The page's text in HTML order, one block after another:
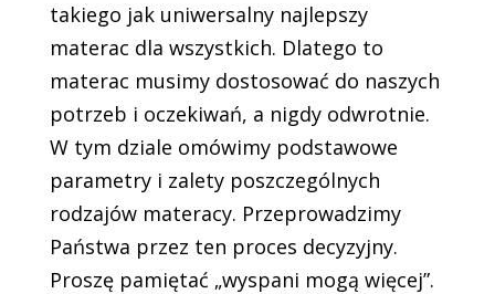
takiego jak uniwersalny najlepszy
materac dla wszystkich. Dlatego to
materac musimy dostosować do naszych
potrzeb i oczekiwań, a nigdy odwrotnie.
W tym dziale omówimy podstawowe
parametry i zalety poszczególnych
rodzajów materacy. Przeprowadzimy
Państwa przez ten proces decyzyjny.
Proszę pamiętać „wyspani mogą więcej”.